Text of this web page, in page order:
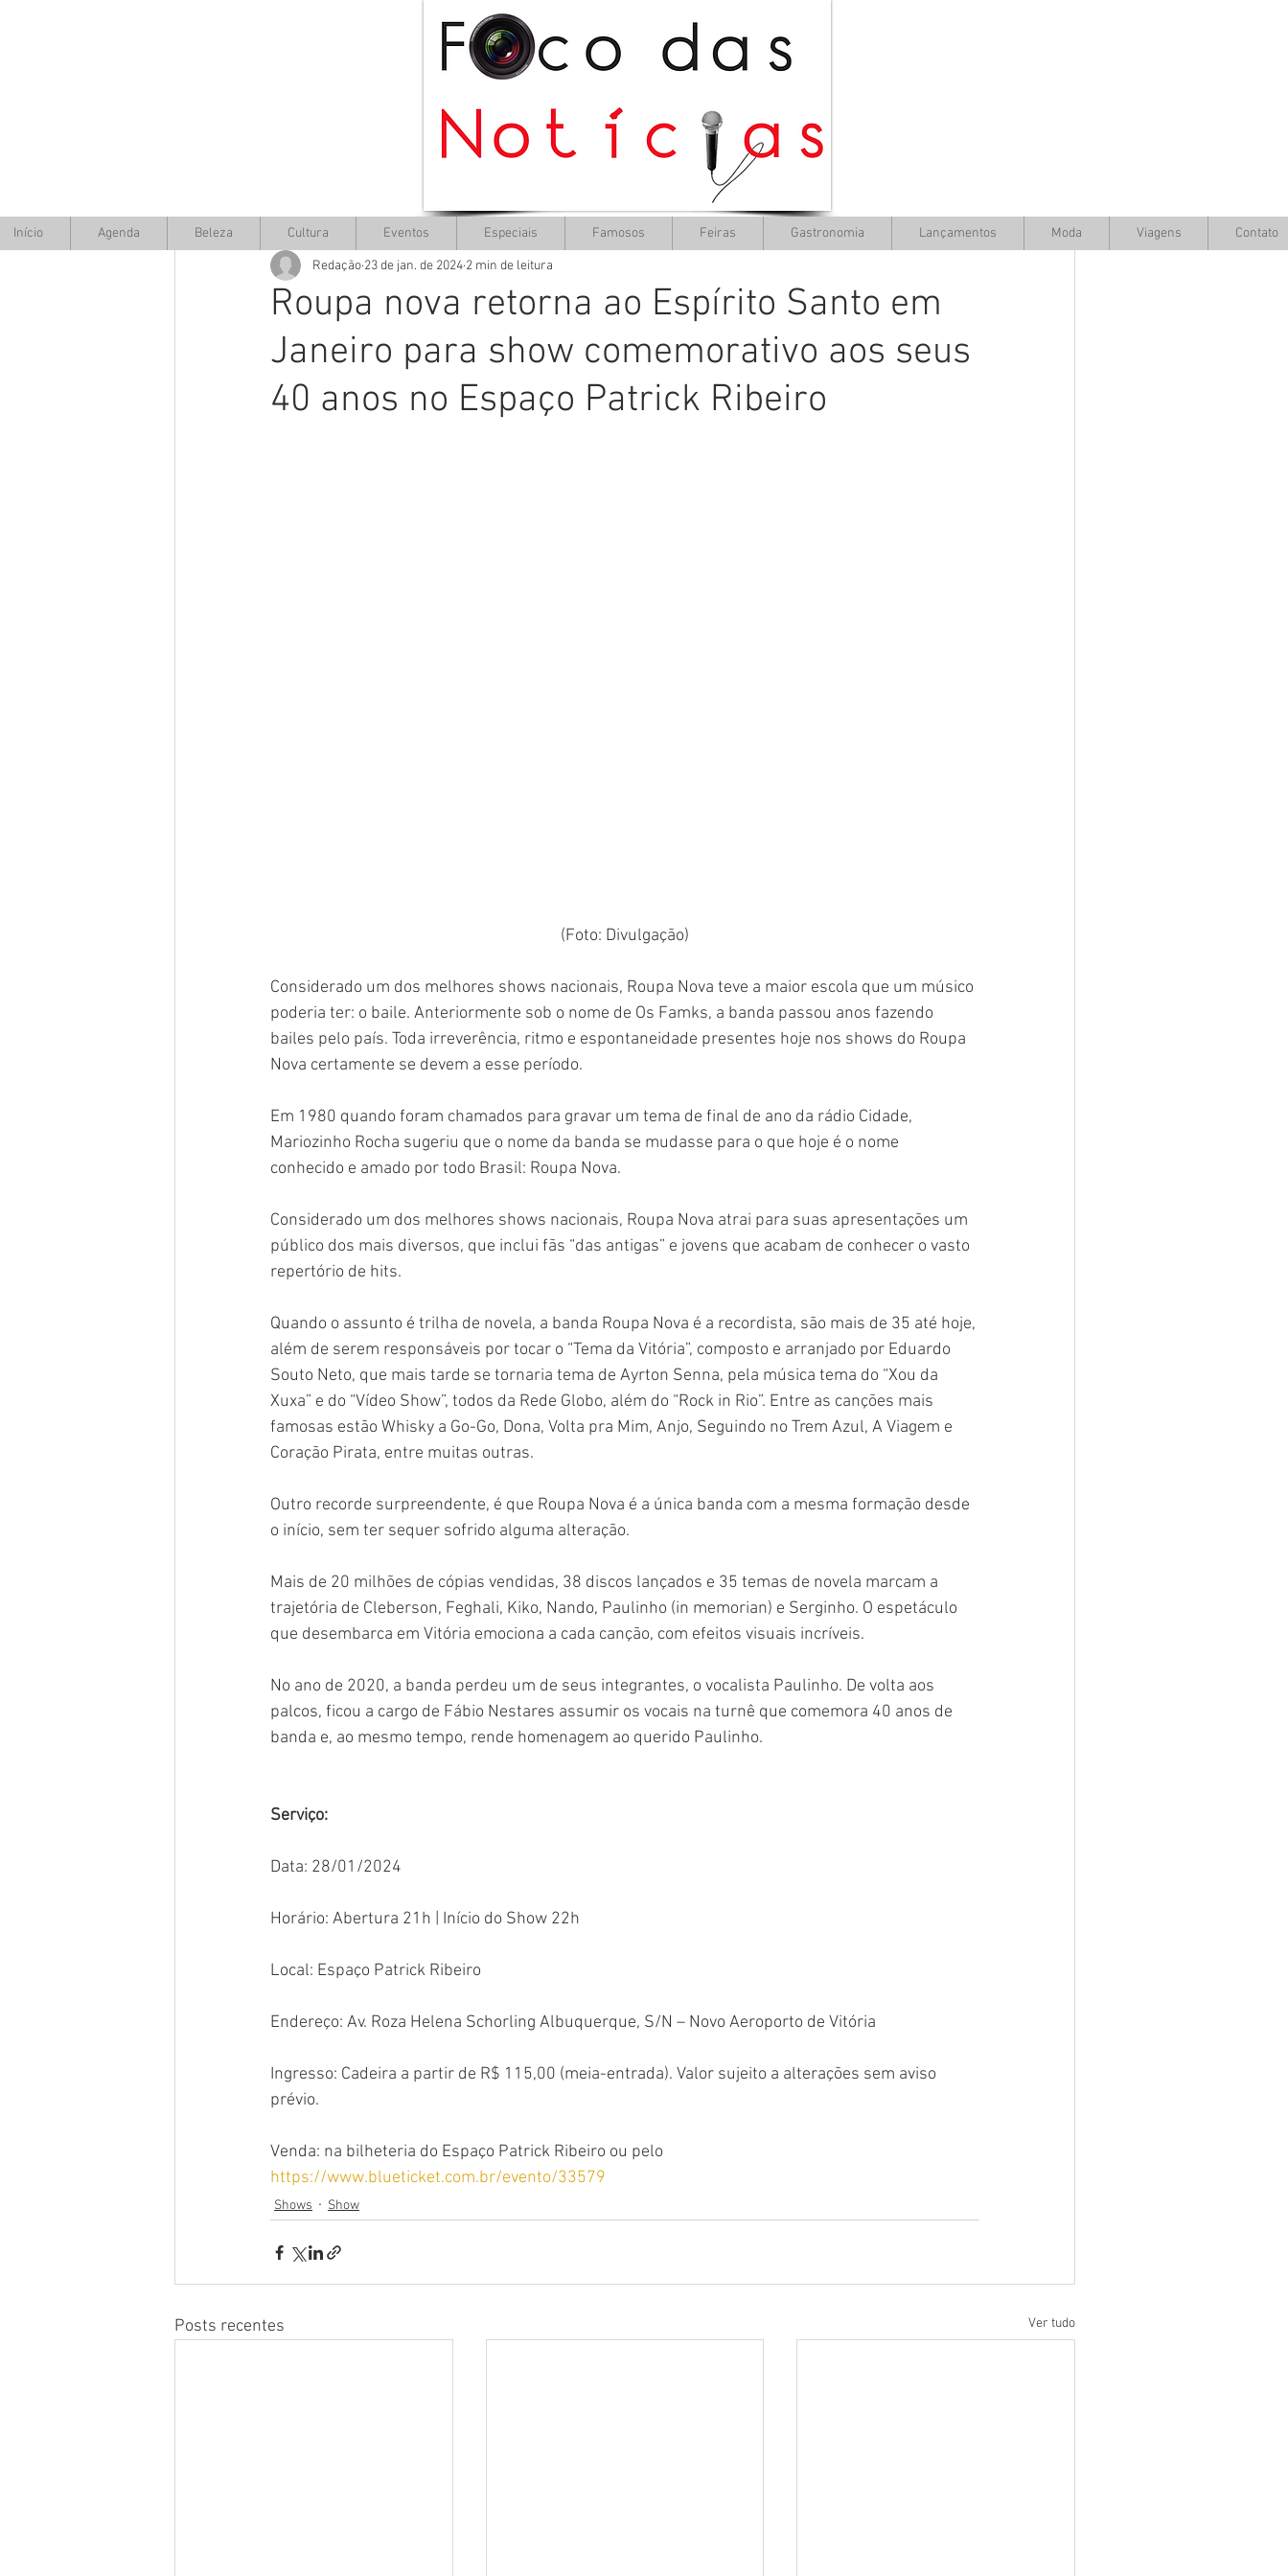
Roupa nova retorna ao Espírito Santo em
Janeiro para show comemorativo aos seus
40 anos no Espaço Patrick Ribeiro
Redação 23 de jan. de 2024 2 min de leitura
(Foto: Divulgação)
Considerado um dos melhores shows nacionais, Roupa Nova teve a maior escola que um músico
poderia ter: o baile. Anteriormente sob o nome de Os Famks, a banda passou anos fazendo
bailes pelo país. Toda irreverência, ritmo e espontaneidade presentes hoje nos shows do Roupa
Nova certamente se devem a esse período.
Em 1980 quando foram chamados para gravar um tema de final de ano da rádio Cidade,
Mariozinho Rocha sugeriu que o nome da banda se mudasse para o que hoje é o nome
conhecido e amado por todo Brasil: Roupa Nova.
Considerado um dos melhores shows nacionais, Roupa Nova atrai para suas apresentações um
público dos mais diversos, que inclui fãs “das antigas” e jovens que acabam de conhecer o vasto
repertório de hits.
Quando o assunto é trilha de novela, a banda Roupa Nova é a recordista, são mais de 35 até hoje,
além de serem responsáveis por tocar o “Tema da Vitória”, composto e arranjado por Eduardo
Souto Neto, que mais tarde se tornaria tema de Ayrton Senna, pela música tema do “Xou da
Xuxa” e do “Vídeo Show”, todos da Rede Globo, além do “Rock in Rio”. Entre as canções mais
famosas estão Whisky a Go-Go, Dona, Volta pra Mim, Anjo, Seguindo no Trem Azul, A Viagem e
Coração Pirata, entre muitas outras.
Outro recorde surpreendente, é que Roupa Nova é a única banda com a mesma formação desde
o início, sem ter sequer sofrido alguma alteração.
Mais de 20 milhões de cópias vendidas, 38 discos lançados e 35 temas de novela marcam a
trajetória de Cleberson, Feghali, Kiko, Nando, Paulinho (in memorian) e Serginho. O espetáculo
que desembarca em Vitória emociona a cada canção, com efeitos visuais incríveis.
No ano de 2020, a banda perdeu um de seus integrantes, o vocalista Paulinho. De volta aos
palcos, ficou a cargo de Fábio Nestares assumir os vocais na turnê que comemora 40 anos de
banda e, ao mesmo tempo, rende homenagem ao querido Paulinho.
Serviço:
Data: 28/01/2024
Horário: Abertura 21h | Início do Show 22h
Local: Espaço Patrick Ribeiro
Endereço: Av. Roza Helena Schorling Albuquerque, S/N – Novo Aeroporto de Vitória
Ingresso: Cadeira a partir de R$ 115,00 (meia-entrada). Valor sujeito a alterações sem aviso
prévio.
Venda: na bilheteria do Espaço Patrick Ribeiro ou pelo
https://www.blueticket.com.br/evento/33579
Shows Show
Posts recentes Ver tudo
Início Agenda Beleza Cultura Eventos Especiais Famosos Feiras Gastronomia Lançamentos Moda Viagens Contato